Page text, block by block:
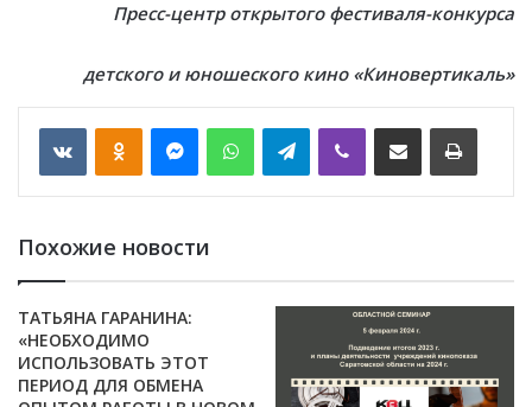
Пресс-центр открытого фестиваля-конкурса
детского и юношеского кино «Киновертикаль»
VKontakte WhatsApp Telegram
Похожие новости
ТАТЬЯНА ГАРАНИНА:
«НЕОБХОДИМО
ИСПОЛЬЗОВАТЬ ЭТОТ
ПЕРИОД ДЛЯ ОБМЕНА